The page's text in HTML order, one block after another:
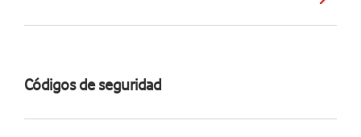
Códigos de seguridad